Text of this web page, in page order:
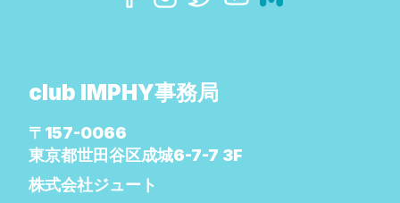
club IMPHY事務局
〒157-0066
東京都世田谷区成城6-7-7 3F
株式会社ジュート